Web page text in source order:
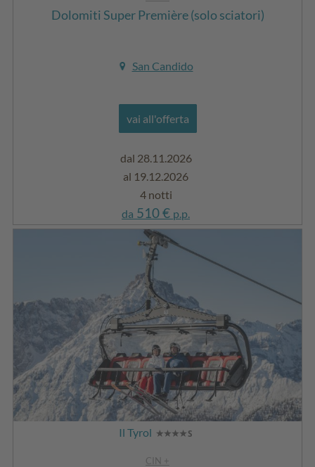
Dolomiti Super Première (solo sciatori)
San Candido
vai all'offerta
dal 28.11.2026
al 19.12.2026
4 notti
da 510 € p.p.
Il Tyrol
CIN +